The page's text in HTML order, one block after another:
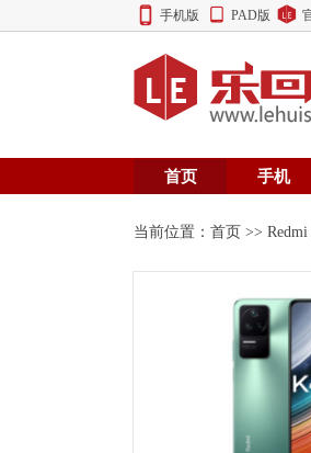
手机版 PAD版
首页 手机
当前位置： 首页 >>